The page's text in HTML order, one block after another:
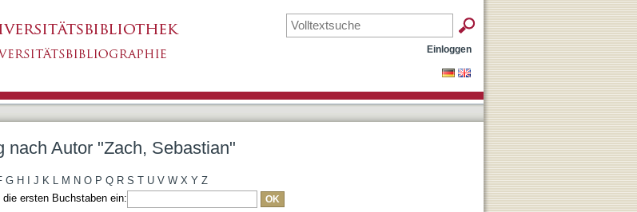
Einloggen
nach Autor "Zach, Sebastian"
G H J K L M N O P Q R S T U V W X Y Z
die ersten Buchstaben ein: